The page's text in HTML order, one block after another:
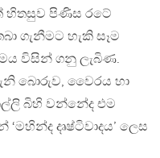
හිතසුව පිණිස රටේ
ගැනීමට හැකි සෑම
විසින් ගනු ලැබිණ.
බොරුව, වෛරය හා
බිහි වන්නේද එම
දෘෂ්ටිවාදය’ ලෙස